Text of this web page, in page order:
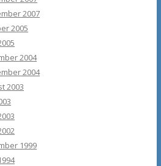
2007
2005
2004
2004
2003
1999